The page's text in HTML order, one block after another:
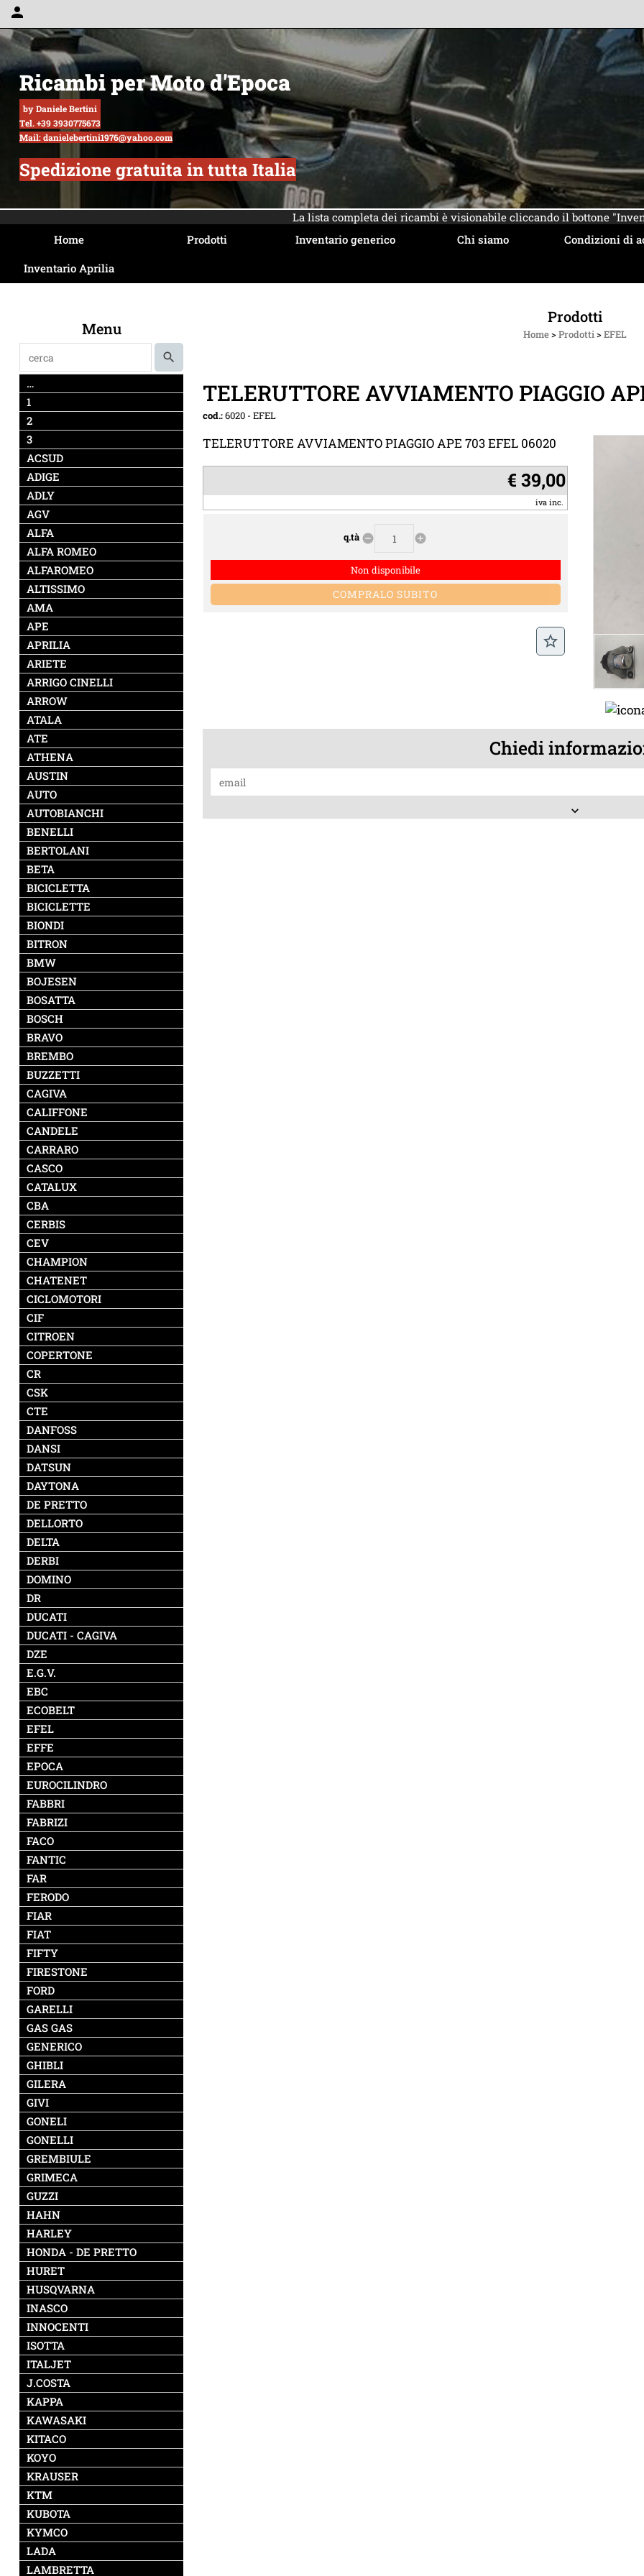
person
Ricambi per Moto d'Epoca
by Daniele Bertini
Tel. +39 3930775673
Mail: danielebertini1976@yahoo.com
Spedizione gratuita in tutta Italia
La lista completa dei ricambi è visionabile cliccando il bottone
Home
Prodotti Inventario generico Chi siamo
Condizioni di
Inventario Aprilia
Menu
…
1
2
3
ACSUD
ADIGE
ADLY
AGV
ALFA
ALFA ROMEO
ALFAROMEO
ALTISSIMO
AMA
APE
APRILIA
ARIETE
ARRIGO CINELLI
ARROW
ATALA
ATE
ATHENA
AUSTIN
AUTO
AUTOBIANCHI
BENELLI
BERTOLANI
BETA
BICICLETTA
BICICLETTE
BIONDI
BITRON
BMW
BOJESEN
BOSATTA
BOSCH
BRAVO
BREMBO
BUZZETTI
CAGIVA
CALIFFONE
CANDELE
CARRARO
CASCO
CATALUX
CBA
CERBIS
CEV
CHAMPION
CHATENET
CICLOMOTORI
CIF
CITROEN
COPERTONE
CR
CSK
CTE
DANFOSS
DANSI
DATSUN
DAYTONA
DE PRETTO
DELLORTO
DELTA
DERBI
DOMINO
DR
DUCATI
DUCATI - CAGIVA
DZE
E.G.V.
EBC
ECOBELT
EFEL
EFFE
EPOCA
EUROCILINDRO
FABBRI
FABRIZI
FACO
FANTIC
FAR
FERODO
FIAR
FIAT
FIFTY
FIRESTONE
FORD
GARELLI
GAS GAS
GENERICO
GHIBLI
GILERA
GIVI
GONELI
GONELLI
GREMBIULE
GRIMECA
GUZZI
HAHN
HARLEY
HONDA - DE PRETTO
HURET
HUSQVARNA
INASCO
INNOCENTI
ISOTTA
ITALJET
J.COSTA
KAPPA
KAWASAKI
KITACO
KOYO
KRAUSER
KTM
KUBOTA
KYMCO
LADA
LAMBRETTA
Prodotti
Home>Prodotti>EFEL
TELERUTTORE AVVIAMENTO PIAGGIO
cod.:6020 -EFEL
TELERUTTORE AVVIAMENTO PIAGGIO APE 703 EFEL 06020
€ 39,00
iva inc.
q.tà remove_circle add_circle
Non disponibile
star_border
Chiedi
keyboard_arrow_down